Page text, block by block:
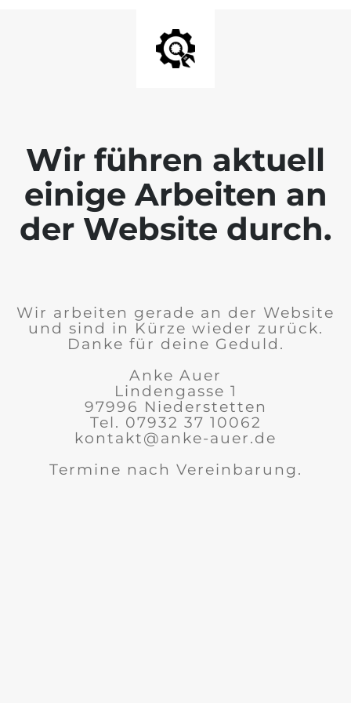
Wir führen aktuell
einige Arbeiten an
der Website durch.
Wir arbeiten gerade an der Website
und sind in Kürze wieder zurück.
Danke für deine Geduld.
Anke Auer
Lindengasse 1
97996 Niederstetten
Tel. 07932 37 10062
kontakt@anke-auer.de
Termine nach Vereinbarung.